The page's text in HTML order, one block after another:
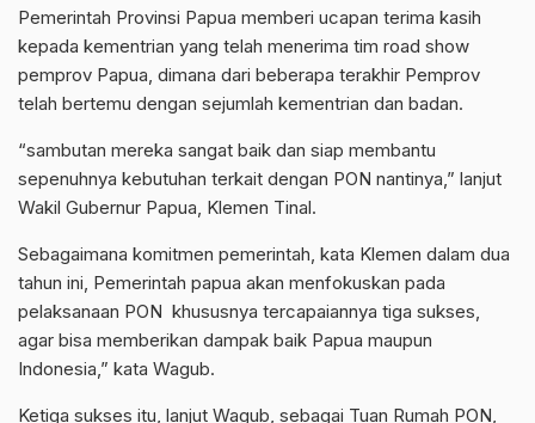
Pemerintah Provinsi Papua memberi ucapan terima kasih
kepada kementrian yang telah menerima tim road show
pemprov Papua, dimana dari beberapa terakhir Pemprov
telah bertemu dengan sejumlah kementrian dan badan.
“sambutan mereka sangat baik dan siap membantu
sepenuhnya kebutuhan terkait dengan PON nantinya,” lanjut
Wakil Gubernur Papua, Klemen Tinal.
Sebagaimana komitmen pemerintah, kata Klemen dalam dua
tahun ini, Pemerintah papua akan menfokuskan pada
pelaksanaan PON khususnya tercapaiannya tiga sukses,
agar bisa memberikan dampak baik Papua maupun
Indonesia,” kata Wagub.
Ketiga sukses itu, lanjut Wagub, sebagai Tuan Rumah PON,